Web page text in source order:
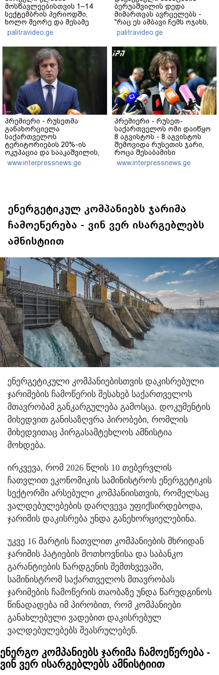
მოსწავლეებისთვის 1–14
სექტემბრის პერიოდში,
ხოლო მეორე და მესამე
ეტაპებზე...
palitravideo.ge
ბერუაშვილის დედა
მიმართვას ავრცელებს -
"რაც ეს ამბავი ჩემს ოჯახს,
ჩემს ანასტასიას გადახდა
თავს, მის მერე მე მე არ
ვარ"
palitravideo.ge
პრემიერი - რუსეთმა
განახორციელა
საქართველოს
ტერიტორიების 20%-ის
ოკუპაცია და სააკაშვილის,
მისი რეჟიმის და
„ნაცმოძრაობის“ ღალატი
www.interpressnews.ge
პრემიერი - რუსეთ-
საქართველოს ომი დაიწყო
8 აგვისტოს - 8 აგვისტოს
შემოვიდა რუსეთის ჯარი,
როცა შესაბამისი
განცხადება გააკეთა
რუსეთის მაშინდელმა
www.interpressnews.ge
ენერგეტიკულ კომპანიებს ჯარიმა
ჩამოეწერება - ვინ ვერ ისარგებლებს
ამნისტიით
ენერგეტიკული კომპანიებისთვის დაკისრებული
ჯარიმების ჩამოწერის შესახებ საქართველოს
მთავრობამ განკარგულება გამოსცა. დოკუმენტის
მიხედვით განისაზღვრა პირობები, რომლის
მიხედვითაც პირგასამტეხლოს ამნისტია
მოხდება.
ირკვევა, რომ 2026 წლის 10 თებერვლის
ჩათვლით ეკონომიკის სამინისტროს ენერგეტიკის
სექტორში არსებული კომპანიისთვის, რომელსაც
ვალდებულებების დარღვევა უფიქსირდებოდა,
ჯარიმის დაკისრება უნდა განეხორციელებინა.
უკვე 16 მარტის ჩათვლით კომპანიების მხრიდან
ჯარიმის პატიების მოთხოვნისა და საბანკო
გარანტიების წარდგენის შემთხვევაში,
სამინისტრომ საქართველოს მთავრობას
ჯარიმების ჩამოწერის თაობაზე უნდა წარუდგინოს
წინადადება იმ პირობით, რომ კომპანიები
განახლებული ვადებით დაკისრებულ
ვალდებულებებს შეასრულებენ.
ენერგო კომპანიებს ჯარიმა ჩამოეწერება -
ვინ ვერ ისარგებლებს ამნისტიით